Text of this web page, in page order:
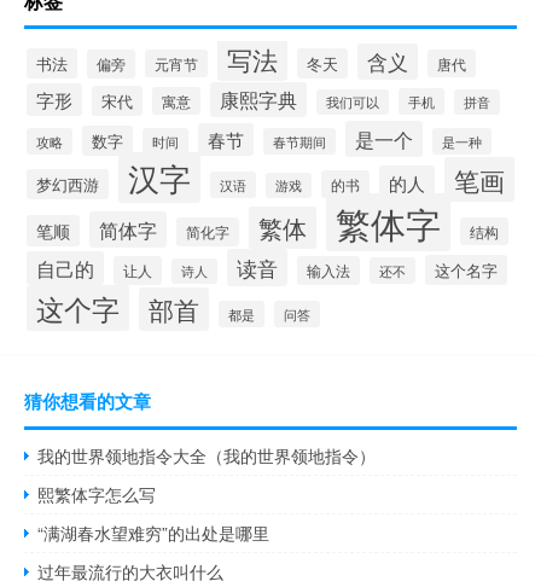
书法 偏旁 元宵节 写法 冬天 含义 唐代
字形 宋代 寓意 康熙字典 我们可以 手机 拼音
攻略 数字 时间 春节 春节期间 是一个 是一种
梦幻西游 汉字 汉语 游戏 的书 的人 笔画
笔顺 简体字 简化字 繁体 繁体字 结构
自己的 让人 诗人 读音 输入法 还不 这个名字
这个字 部首 都是 问答
猜你想看的文章
我的世界领地指令大全（我的世界领地指令）
熙繁体字怎么写
“满湖春水望难穷”的出处是哪里
过年最流行的大衣叫什么